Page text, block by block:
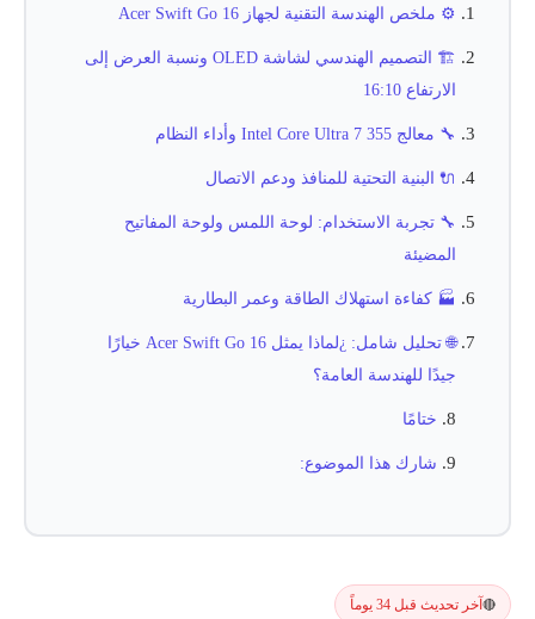
⚙️ ملخص الهندسة التقنية لجهاز Acer Swift Go 16
🏗️ التصميم الهندسي لشاشة OLED ونسبة العرض إلى
الارتفاع 16:10
🔧 معالج Intel Core Ultra 7 355 وأداء النظام
🔌 البنية التحتية للمنافذ ودعم الاتصال
🔧 تجربة الاستخدام: لوحة اللمس ولوحة المفاتيح
المضيئة
🏭 كفاءة استهلاك الطاقة وعمر البطارية
🌐 تحليل شامل: ¿لماذا يمثل Acer Swift Go 16 خيارًا
جيدًا للهندسة العامة؟
ختامًا
شارك هذا الموضوع:
🔴 آخر تحديث قبل 34 يوماً